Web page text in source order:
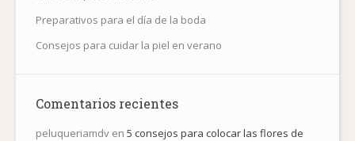
Preparativos para el día de la boda
Consejos para cuidar la piel en verano
Comentarios recientes
peluqueriamdv en 5 consejos para colocar las flores de